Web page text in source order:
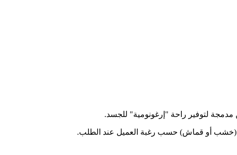
(خشب أو قماش) حسب رغبة العميل عند الطلب.